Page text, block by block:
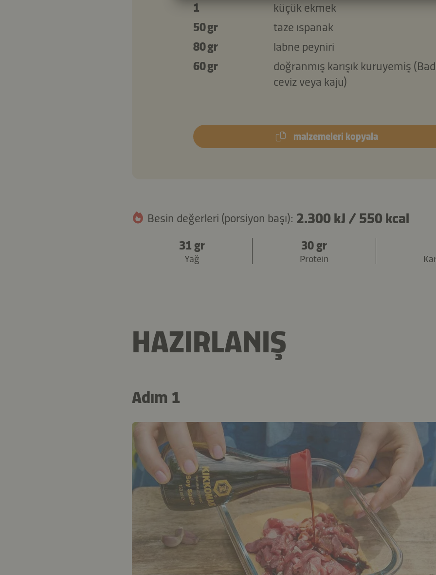
1
küçük ekmek
50 gr
taze ıspanak
80 gr
labne peyniri
60 gr
doğranmış karışık kuruyemiş
ceviz veya kaju)
malzemeleri kopyala
Besin değerleri (porsiyon başı): 2.300 kJ / 550 kcal
31 gr
Yağ
30 gr
Protein
HAZIRLANIŞ
Adım 1